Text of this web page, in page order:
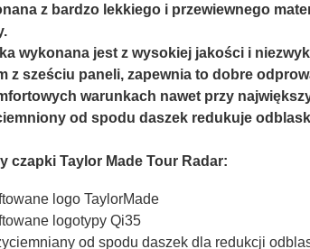
z bardzo lekkiego i przewiewnego
wykonana jest z wysokiej jakości i
z sześciu paneli, zapewnia to dobre
warunkach nawet przy
od spodu daszek redukuje
czapki Taylor Made Tour Radar:
logo TaylorMade
logotypy Qi35
od spodu daszek dla redukcji